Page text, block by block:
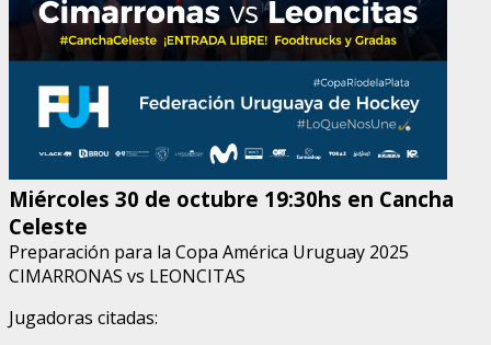
Miércoles 30 de octubre 19:30hs en Cancha
Celeste
Preparación para la Copa América Uruguay 2025
CIMARRONAS vs LEONCITAS
Jugadoras citadas: